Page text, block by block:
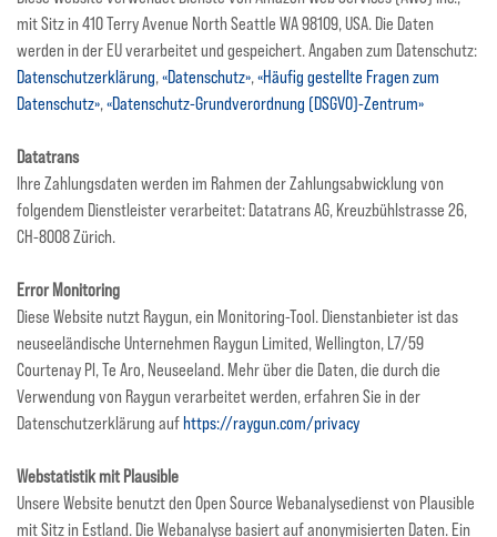
mit Sitz in 410 Terry Avenue North Seattle WA 98109, USA. Die Daten
werden in der EU verarbeitet und gespeichert. Angaben zum Datenschutz:
Datenschutzerklärung,«Datenschutz»,«Häufig gestellte Fragen zum
Datenschutz»,«Datenschutz-Grundverordnung (DSGVO)-Zentrum»
Datatrans
Ihre Zahlungsdaten werden im Rahmen der Zahlungsabwicklung von
folgendem Dienstleister verarbeitet: Datatrans AG, Kreuzbühlstrasse 26,
CH-8008 Zürich.
Error Monitoring
Diese Website nutzt Raygun, ein Monitoring-Tool. Dienstanbieter ist das
neuseeländische Unternehmen Raygun Limited, Wellington, L7/59
Courtenay Pl, Te Aro, Neuseeland. Mehr über die Daten, die durch die
Verwendung von Raygun verarbeitet werden, erfahren Sie in der
Datenschutzerklärung aufhttps://raygun.com/privacy
Webstatistik mit Plausible
Unsere Website benutzt den Open Source Webanalysedienst von Plausible
mit Sitz in Estland. Die Webanalyse basiert auf anonymisierten Daten. Ein